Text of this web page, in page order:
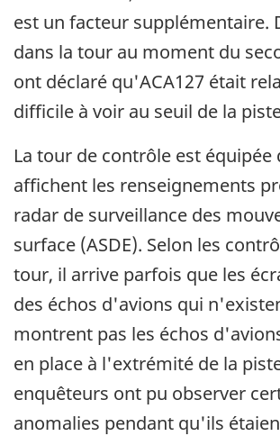
est un facteur supplémentaire.
dans la tour au moment du
ont déclaré qu'ACA127 était
difficile à voir au seuil de la
La tour de contrôle est
affichent les renseignements
radar de surveillance des
surface (ASDE). Selon les
tour, il arrive parfois que les
des échos d'avions qui
montrent pas les échos
en place à l'extrémité de la
enquêteurs ont pu observer
anomalies pendant qu'ils